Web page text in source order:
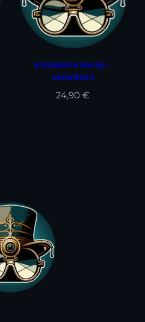
SUPERNOVA 100 ML –
NEOSWEET
24,90€